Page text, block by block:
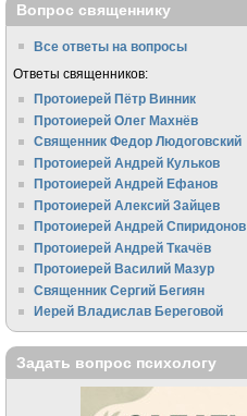
Вопрос священнику
Все ответы на вопросы
Ответы священников:
Протоиерей Пётр Винник
Протоиерей Олег Махнёв
Священник Федор Людоговский
Протоиерей Андрей Кульков
Протоиерей Андрей Ефанов
Протоиерей Алексий Зайцев
Протоиерей Андрей Спиридонов
Протоиерей Андрей Ткачёв
Протоиерей Василий Мазур
Священник Сергий Бегиян
Иерей Владислав Береговой
Задать вопрос психологу